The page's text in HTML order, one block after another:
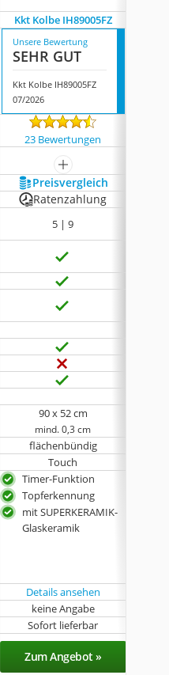
Kkt Kolbe IH89005FZ
Unsere Bewertung
SEHR GUT
Kkt Kolbe IH89005FZ
07/2026
23 Bewertungen
mehr anzeigen
Preis­vergleich
Ratenzahlung
5 | 9
90 x 52 cm
mind. 0,3 cm
flächenbündig
Touch
Timer-Funktion
Topferkennung
mit SUPERKERAMIK-
Glaskeramik
Details ansehen
keine Angabe
Sofort lieferbar
Zum Angebot »